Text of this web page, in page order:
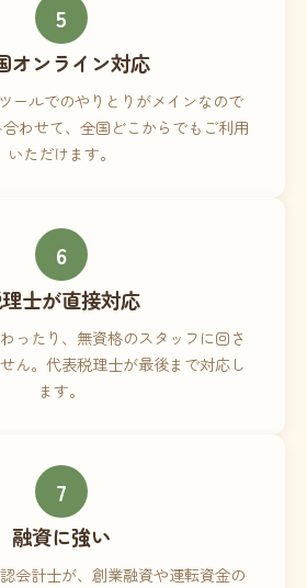
5
オンライン対応
ールでのやりとりがメインなので
わせて、全国どこからでもご利用
いただけます。
6
士が直接対応
ったり、無資格のスタッフに回さ
ん。代表税理士が最後まで対応し
ます。
7
融資に強い
会計士が、創業融資や運転資金の